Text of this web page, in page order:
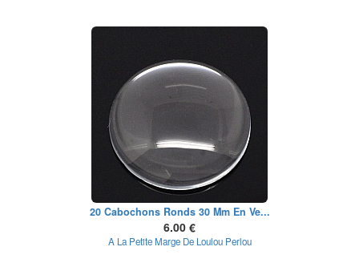
20 Cabochons Ronds 30 Mm En Ve...
6.00 €
A La Petite Marge De Loulou Perlou